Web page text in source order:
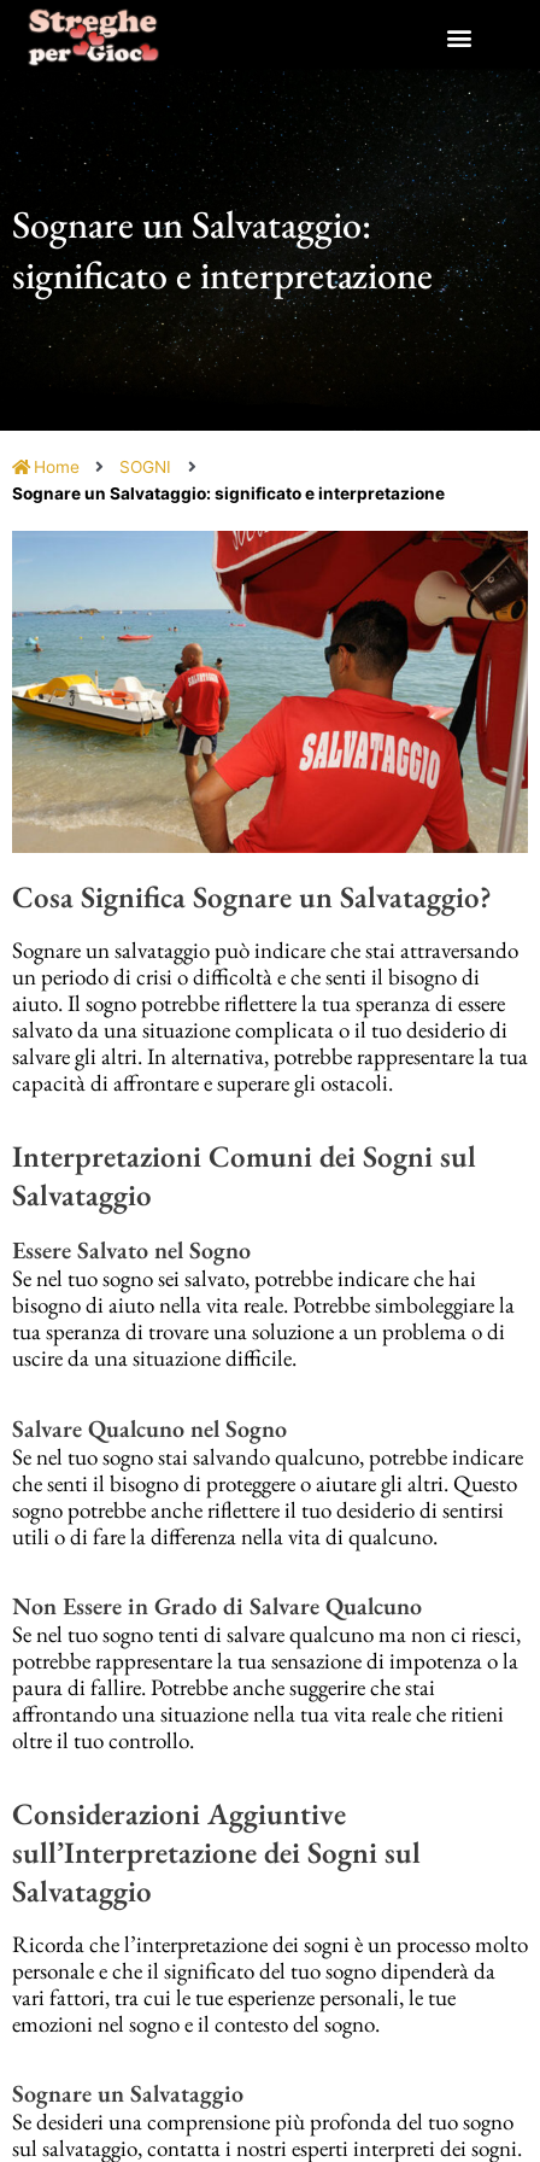
contenuto
Sognare un Salvataggio:
significato e interpretazione
Home
SOGNI
Sognare un Salvataggio: significato e interpretazione
Cosa Significa Sognare un Salvataggio?
Sognare un salvataggio può indicare che stai attraversando
un periodo di crisi o difficoltà e che senti il bisogno di
aiuto. Il sogno potrebbe riflettere la tua speranza di essere
salvato da una situazione complicata o il tuo desiderio di
salvare gli altri. In alternativa, potrebbe rappresentare la tua
capacità di affrontare e superare gli ostacoli.
Interpretazioni Comuni dei Sogni sul
Salvataggio
Essere Salvato nel Sogno
Se nel tuo sogno sei salvato, potrebbe indicare che hai
bisogno di aiuto nella vita reale. Potrebbe simboleggiare la
tua speranza di trovare una soluzione a un problema o di
uscire da una situazione difficile.
Salvare Qualcuno nel Sogno
Se nel tuo sogno stai salvando qualcuno, potrebbe indicare
che senti il bisogno di proteggere o aiutare gli altri. Questo
sogno potrebbe anche riflettere il tuo desiderio di sentirsi
utili o di fare la differenza nella vita di qualcuno.
Non Essere in Grado di Salvare Qualcuno
Se nel tuo sogno tenti di salvare qualcuno ma non ci riesci,
potrebbe rappresentare la tua sensazione di impotenza o la
paura di fallire. Potrebbe anche suggerire che stai
affrontando una situazione nella tua vita reale che ritieni
oltre il tuo controllo.
Considerazioni Aggiuntive
sull’Interpretazione dei Sogni sul
Salvataggio
Ricorda che l’interpretazione dei sogni è un processo molto
personale e che il significato del tuo sogno dipenderà da
vari fattori, tra cui le tue esperienze personali, le tue
emozioni nel sogno e il contesto del sogno.
Sognare un Salvataggio
Se desideri una comprensione più profonda del tuo sogno
sul salvataggio, contatta i nostri esperti interpreti dei sogni.